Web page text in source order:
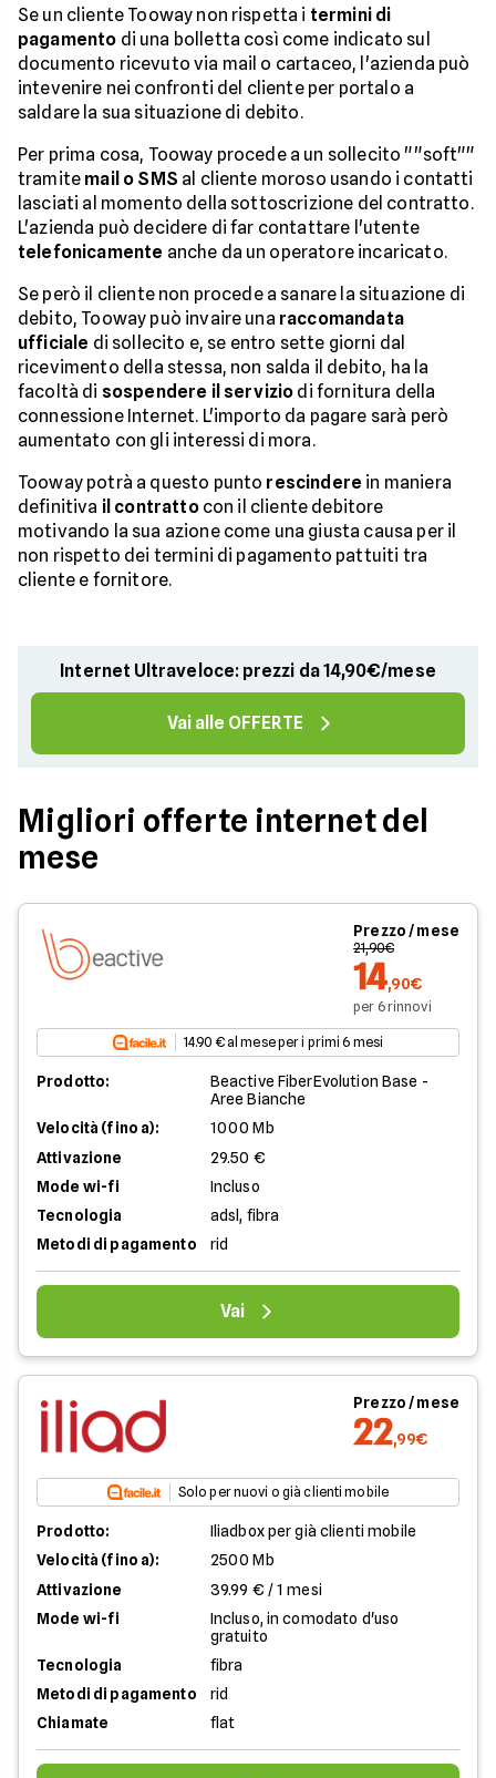
Se un cliente Tooway non rispetta i termini di
pagamento di una bolletta così come indicato sul
documento ricevuto via mail o cartaceo, l'azienda può
intevenire nei confronti del cliente per portalo a
saldare la sua situazione di debito.
Per prima cosa, Tooway procede a un sollecito ""soft""
tramite mail o SMS al cliente moroso usando i contatti
lasciati al momento della sottoscrizione del contratto.
L'azienda può decidere di far contattare l'utente
telefonicamente anche da un operatore incaricato.
Se però il cliente non procede a sanare la situazione di
debito, Tooway può invaire una raccomandata
ufficiale di sollecito e, se entro sette giorni dal
ricevimento della stessa, non salda il debito, ha la
facoltà di sospendere il servizio di fornitura della
connessione Internet. L'importo da pagare sarà però
aumentato con gli interessi di mora.
Tooway potrà a questo punto rescindere in maniera
definitiva il contrattocon il cliente debitore
motivando la sua azione come una giusta causa per il
non rispetto dei termini di pagamento pattuiti tra
cliente e fornitore.
Internet Ultraveloce: prezzi da 14,90€/mese
Vai alle OFFERTE
Migliori offerte internet del
mese
Prezzo / mese
21,90€
14,90€
per 6 rinnovi
14.90 € al mese per i primi 6 mesi
Prodotto:
Beactive FiberEvolution Base -
Aree Bianche
Velocità (fino a):
1000 Mb
Attivazione
29.50 €
Mode wi-fi
Incluso
Tecnologia
adsl, fibra
Metodi di pagamento
rid
Vai
Prezzo / mese
22,99€
Solo per nuovi o già clienti mobile
Prodotto:
Iliadbox per già clienti mobile
Velocità (fino a):
2500 Mb
Attivazione
39.99 € / 1 mesi
Mode wi-fi
Incluso, in comodato d'uso
gratuito
Tecnologia
fibra
Metodi di pagamento
rid
Chiamate
flat